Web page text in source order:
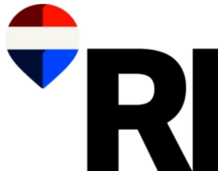
obsahu